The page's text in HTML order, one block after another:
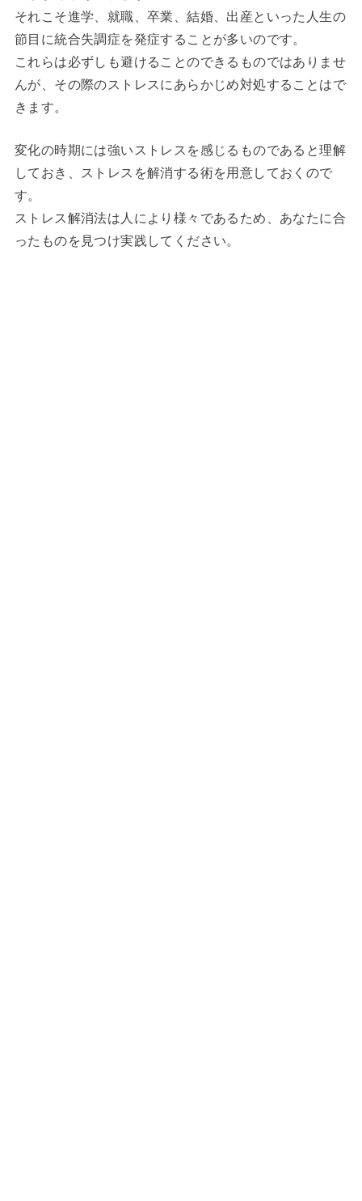
それこそ進学、就職、卒業、結婚、出産といった人生の
節目に統合失調症を発症することが多いのです。
これらは必ずしも避けることのできるものではありませ
んが、その際のストレスにあらかじめ対処することはで
きます。
変化の時期には強いストレスを感じるものであると理解
しておき、ストレスを解消する術を用意しておくので
す。
ストレス解消法は人により様々であるため、あなたに合
ったものを見つけ実践してください。